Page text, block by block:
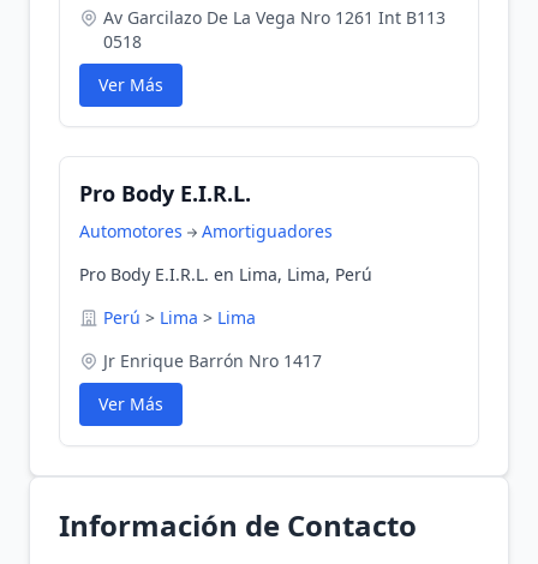
Av Garcilazo De La Vega Nro 1261 Int B113
0518
Ver Más
Pro Body E.I.R.L.
Automotores
Amortiguadores
Pro Body E.I.R.L. en Lima, Lima, Perú
Perú > Lima > Lima
Jr Enrique Barrón Nro 1417
Ver Más
Información de Contacto